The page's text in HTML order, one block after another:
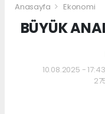
Anasayfa Ekonomi
BÜYÜK
10.08.2025 -